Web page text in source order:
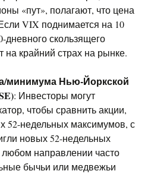
«пут», полагают, что цена
VIX поднимается на 10
дневного скользящего
на крайний страх на рынке.
минимума Нью-Йоркской
: Инвесторы могут
чтобы сравнить акции,
52-недельных максимумов, с
новых 52-недельных
направлении часто
бычьи или медвежьи